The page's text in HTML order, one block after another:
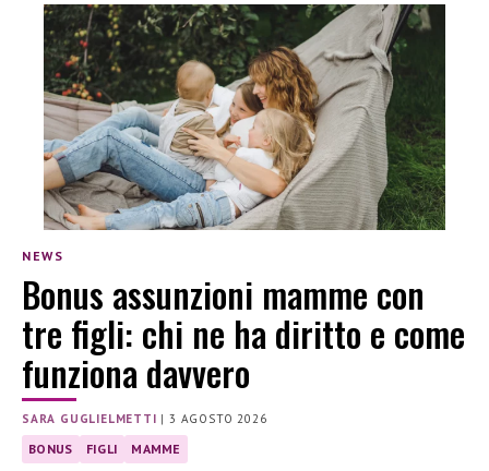
NEWS
Bonus assunzioni mamme con
tre figli: chi ne ha diritto e come
funziona davvero
SARA GUGLIELMETTI |3 AGOSTO 2026
BONUS FIGLI MAMME